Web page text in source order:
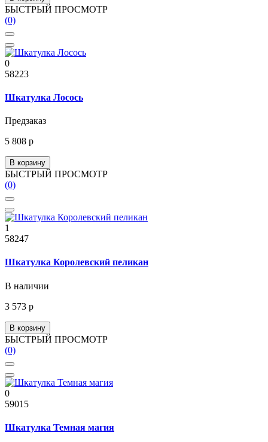
БЫСТРЫЙ ПРОСМОТР
(0)
0
58223
Шкатулка Лосось
Предзаказ
5 808 р
В корзину
БЫСТРЫЙ ПРОСМОТР
(0)
1
58247
Шкатулка Королевский пеликан
В наличии
3 573 р
В корзину
БЫСТРЫЙ ПРОСМОТР
(0)
0
59015
Шкатулка Темная магия